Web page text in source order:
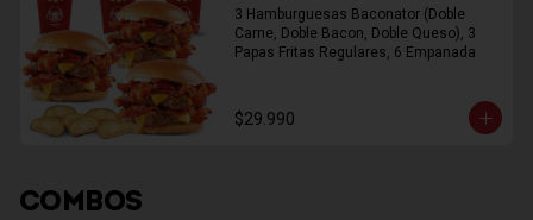
3 Hamburguesas Baconator (Doble
Carne, Doble Bacon, Doble Queso), 3
Papas Fritas Regulares, 6 Empanada
$29.990
COMBOS